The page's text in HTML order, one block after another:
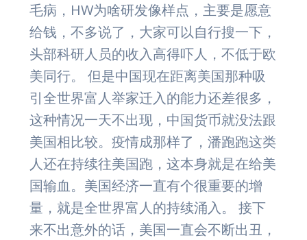
毛病，HW为啥研发像样点，主要是愿意
给钱，不多说了，大家可以自行搜一下，
头部科研人员的收入高得吓人，不低于欧
美同行。 但是中国现在距离美国那种吸
引全世界富人举家迁入的能力还差很多，
这种情况一天不出现，中国货币就没法跟
美国相比较。疫情成那样了，潘跑跑这类
人还在持续往美国跑，这本身就是在给美
国输血。美国经济一直有个很重要的增
量，就是全世界富人的持续涌入。 接下
来不出意外的话，美国一直会不断出丑，